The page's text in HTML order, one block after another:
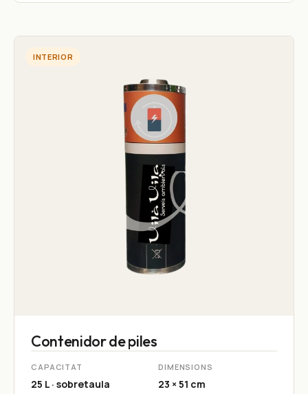
INTERIOR
Contenidor de piles
CAPACITAT
25 L · sobretaula
DIMENSIONS
23 × 51 cm